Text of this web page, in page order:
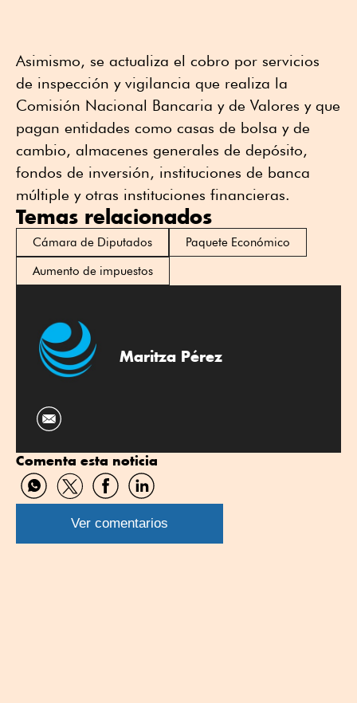
Asimismo, se actualiza el cobro por servicios
de inspección y vigilancia que realiza la
Comisión Nacional Bancaria y de Valores y que
pagan entidades como casas de bolsa y de
cambio, almacenes generales de depósito,
fondos de inversión, instituciones de banca
múltiple y otras instituciones financieras.
Temas relacionados
Cámara de Diputados
Paquete Económico
Aumento de impuestos
Maritza Pérez
Comenta esta noticia
Compartir
por
WhatsApp
Compartir
por
Twitter
Compartir
por
Facebook
Compartir
por
Linkedin
Ver comentarios